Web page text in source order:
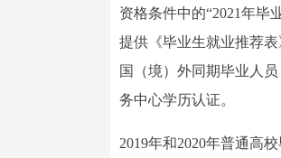
资格条件中的“2021年毕
提供《毕业生就业推荐
国（境）外同期毕业人
务中心学历认证。
2019年和2020年普通高